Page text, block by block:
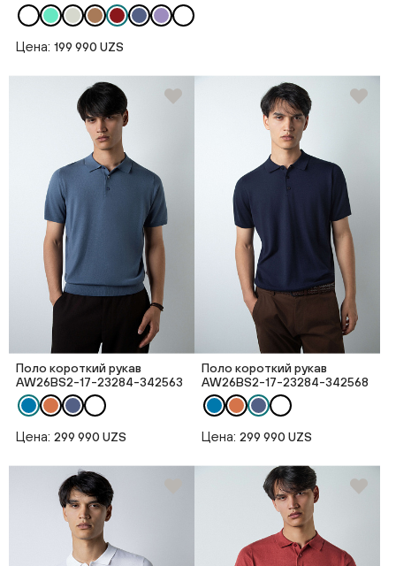
Цена: 199 990 UZS
Поло короткий рукав
AW26BS2-17-23284-342563
Цена: 299 990 UZS
Поло короткий рукав
AW26BS2-17-23284-342568
Цена: 299 990 UZS